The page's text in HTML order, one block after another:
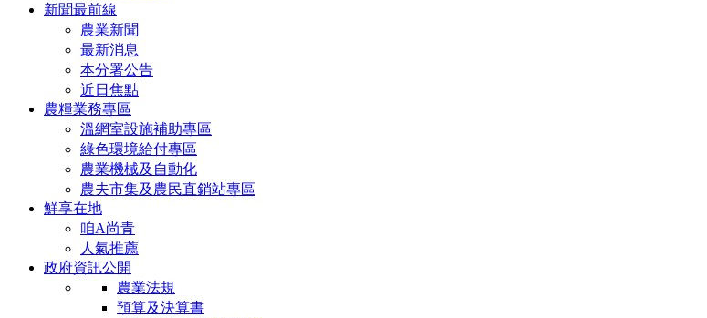
新聞最前線
農業新聞
最新消息
本分署公告
近日焦點
農糧業務專區
溫網室設施補助專區
綠色環境給付專區
農業機械及自動化
農夫市集及農民直銷站專區
鮮享在地
咱A尚青
人氣推薦
政府資訊公開
農業法規
預算及決算書